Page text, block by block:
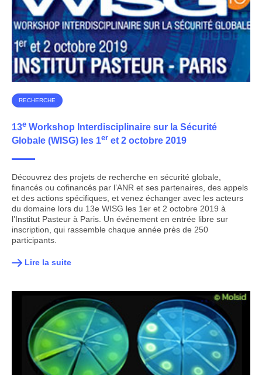
RECHERCHE
13e Workshop Interdisciplinaire sur la Sécurité
Globale (WISG) les 1er et 2 octobre 2019
Découvrez des projets de recherche en sécurité globale,
financés ou cofinancés par l’ANR et ses partenaires, des appels
et des actions spécifiques, et venez échanger avec les acteurs
du domaine lors du 13e WISG les 1er et 2 octobre 2019 à
l’Institut Pasteur à Paris. Un événement en entrée libre sur
inscription, qui rassemble chaque année près de 250
participants.
Lire la suite